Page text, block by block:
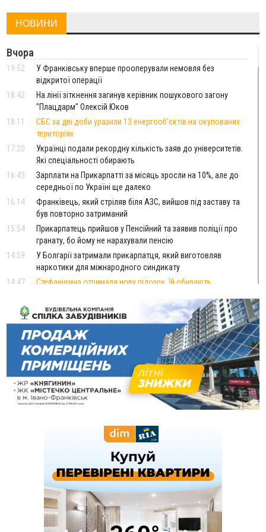
НОВИНИ
Вчора
19:52
У Франківську вперше прооперували немовля без
відкритої операції
18:42
На лінії зіткнення загинув керівник пошукового загону
"Плацдарм" Олексій Юков
18:11
СБС за дві доби уразили 13 енергооб'єктів на окупованих
територіях
17:20
Українці подали рекордну кількість заяв до університетів.
Які спеціальності обирають
16:43
Зарплати на Прикарпатті за місяць зросли на 10%, але до
середньої по Україні ще далеко
16:14
Франківець, який стріляв біля АЗС, вийшов під заставу та
був повторно затриманий
15:54
Прикарпатець прийшов у Пенсійний та заявив поліції про
гранату, бо йому не нарахували пенсію
14:59
У Болгарії затримали прикарпатця, який виготовляв
наркотики для міжнародного синдикату
14:47
Стефанішина отримала нову підозру. Їй обирають
14:02
«Пілот з Лондона» видурив у жительки Коломийщини
майже 64 тисячі гривень
13:13
У четвер на Прикарпатті очікується сильна спека до 39°
13:00
На Снятинщині спіймали чоловіка, який зливав з цистерни
у полі невідому речовину
12:29
У МОЗ змінили підхід до госпіталізації та оновили правила
роботи стаціонарів
12:07
На межі Прикарпаття і Тернопільщини невідомі засипали
У Франківську та Яремче зафіксували нові температурні
Росія вдарила по Харкову "Бандероллю": є постраждалі,
пошкоджено цивільне підприємство
Верховний суд повернув державі 1,5 га лісу із трьома
ставками в Івано-Франківській громаді
На Каскаді замість веж планують зробити сквер з
дитмайданчиком